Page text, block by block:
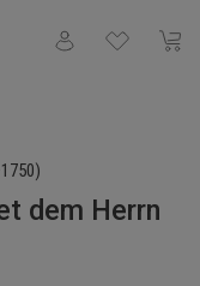
Du hast 0
dem Herrn